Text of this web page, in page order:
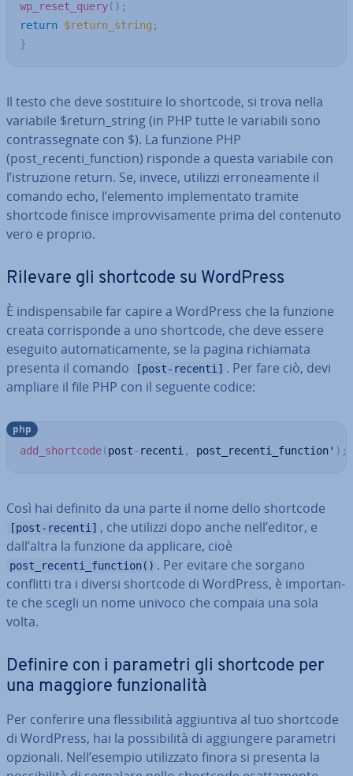
wp_reset_query( ) ;
return $return_string ;
}
Il testo che deve so­sti­tui­re lo shortcode, si trova nella
variabile $return_string (in PHP tutte le variabili sono
con­tras­se­gna­te con $). La funzione PHP
(post_recenti_function) risponde a questa variabile con
l’istru­zio­ne return. Se, invece, utilizzi er­ro­nea­men­te il
comando echo, l’elemento im­ple­men­ta­to tramite
shortcode finisce im­prov­vi­sa­men­te prima del contenuto
vero e proprio.
Rilevare gli shortcode su WordPress
È in­di­spen­sa­bi­le far capire a WordPress che la funzione
creata cor­ri­spon­de a uno shortcode, che deve essere
eseguito au­to­ma­ti­ca­men­te, se la pagina ri­chia­ma­ta
presenta il comando
[post-recenti] . Per fare ciò, devi
ampliare il file PHP con il seguente codice:
add_shortcode(post- recenti , post_recenti_function' ) ;
php
Così hai definito da una parte il nome dello shortcode
[post-recenti] , che utilizzi dopo anche nell’editor, e
dall’altra la funzione da applicare, cioè
post_recenti_function() . Per evitare che sorgano
conflitti tra i diversi shortcode di WordPress, è im­por­tan­
te che scegli un nome univoco che compaia una sola
volta.
Definire con i parametri gli shortcode per
una maggiore fun­zio­na­li­tà
Per conferire una fles­si­bi­li­tà ag­giun­ti­va al tuo shortcode
di WordPress, hai la pos­si­bi­li­tà di ag­giun­ge­re parametri
opzionali. Nell’esempio uti­liz­za­to finora si presenta la